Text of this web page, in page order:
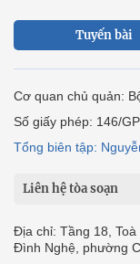
Tuyến bài
Cơ quan chủ quản:
Số giấy phép: 146/
Tổng biên tập:
Liên hệ tòa soạn
Địa chỉ: Tầng 18,
Đình Nghệ, phường